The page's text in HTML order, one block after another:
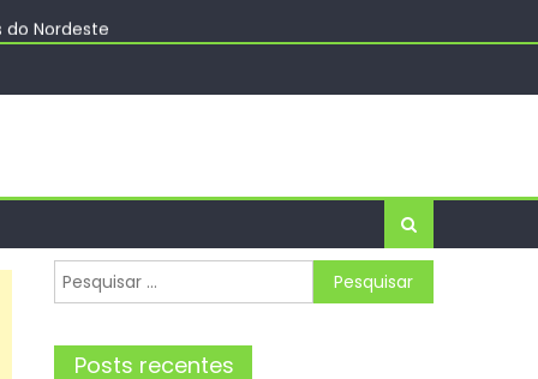
Nordeste
– Prefeitura Estância Turística Guaratinguetá
Pesquisar
por:
Posts recentes